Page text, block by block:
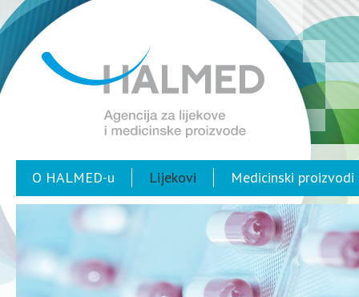
O HALMED-u Lijekovi Medicinski proizvodi